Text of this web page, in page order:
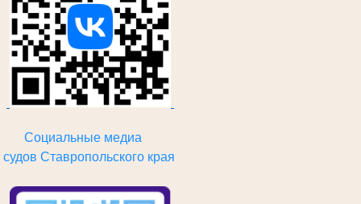
Социальные медиа
судов Ставропольского края